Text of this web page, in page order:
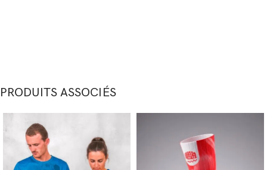
PRODUITS ASSOCIÉS